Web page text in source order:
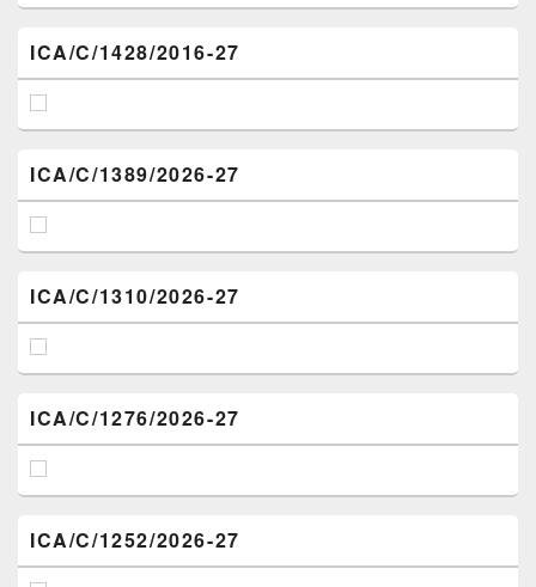
ICA/C/1428/2016-27
ICA/C/1389/2026-27
ICA/C/1310/2026-27
ICA/C/1276/2026-27
ICA/C/1252/2026-27